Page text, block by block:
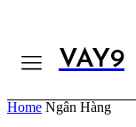
VAY9
Home Ngân Hàng